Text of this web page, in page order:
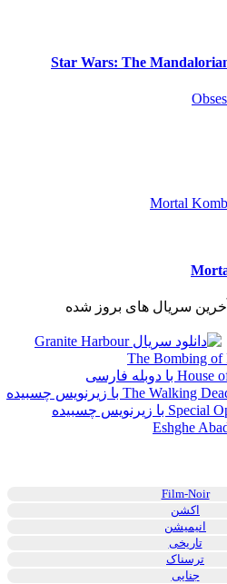
آخرین سریال های بروز شده
Film-Noir
اکشن
انیمیشن
تاریخی
ترسناک
جنایی